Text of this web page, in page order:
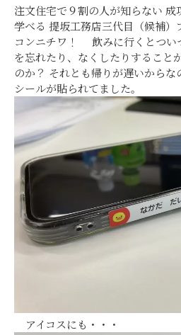
注文住宅で９割の人が知らない
学べる 提坂工務店三代目（候補
コンニチワ！ 飲みに行くとつい
を忘れたり、なくしたりするこ
のか？ それとも帰りが遅いから
シールが貼られてました。
アイコスにも・・・